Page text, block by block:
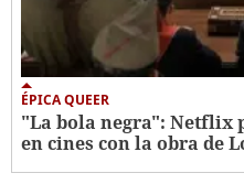
ÉPICA QUEER
"La bola negra": Netflix
en cines con la obra de